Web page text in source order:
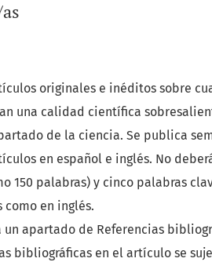
originales e inéditos sobre
una calidad científica
de la ciencia. Se publica
en español e inglés. No
150 palabras) y cinco palabras
en inglés.
apartado de Referencias
bibliográficas en el artículo se